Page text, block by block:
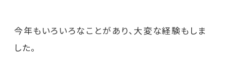
今年もいろいろなことがあり、大変な経験もしま
した。